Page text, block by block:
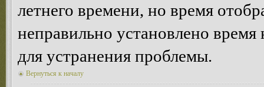
летнего времени, но время
неправильно установлено
для устранения проблемы.
Вернуться к началу